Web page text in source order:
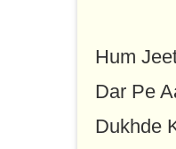
Hum
Dar Pe
Dukhde